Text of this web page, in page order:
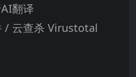
翻译
/ 云查杀 Virustotal